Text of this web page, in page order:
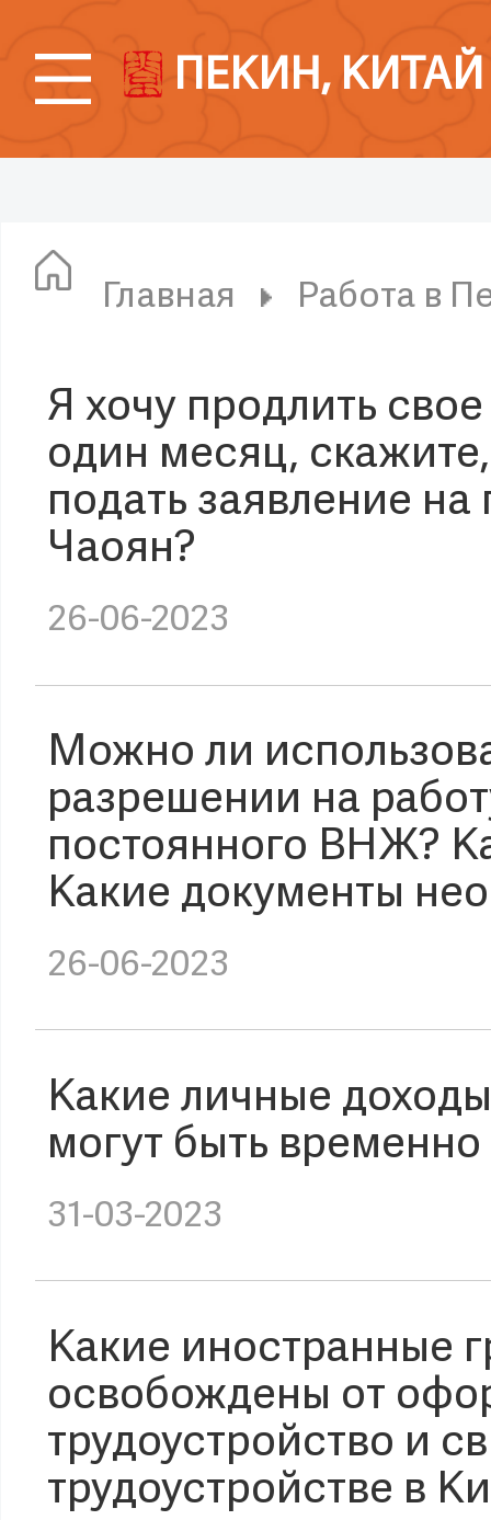
ПЕКИН, КИТАЙ
Главная Работа в
Я хочу продлить
один месяц,
подать заявление
Чаоян?
26-06-2023
Можно ли
разрешении на
постоянного ВНЖ?
Какие документы
26-06-2023
Какие личные
могут быть
31-03-2023
Какие иностранные
освобождены от
трудоустройство и
трудоустройстве в